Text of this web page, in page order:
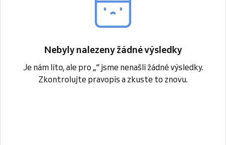
Nebyly nalezeny žádné výsledky
Je nám líto, ale pro„“jsme nenašli žádné výsledky.
Zkontrolujte pravopis a zkuste to znovu.